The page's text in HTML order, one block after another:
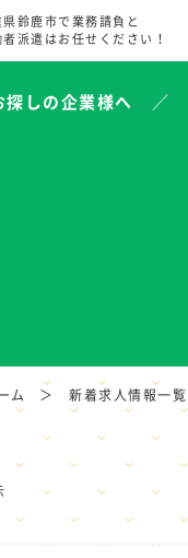
鈴鹿市で業務請負と
者派遣はお任せください！
しの企業様へ
ム 新着求人情報一覧